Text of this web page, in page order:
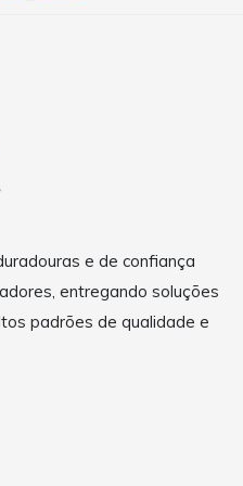
e de confiança
entregando soluções
padrões de qualidade e